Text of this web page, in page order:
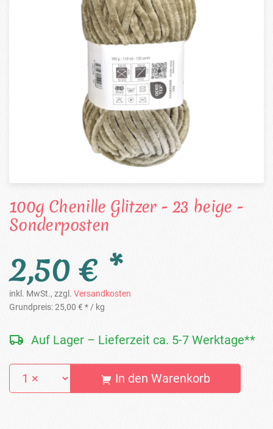
100g Chenille Glitzer - 23 beige -
Sonderposten
2,50 € *
inkl. MwSt., zzgl. Versandkosten
Grundpreis:25,00 € * / kg
Auf Lager – Lieferzeit ca. 5-7 Werktage**
In den Warenkorb